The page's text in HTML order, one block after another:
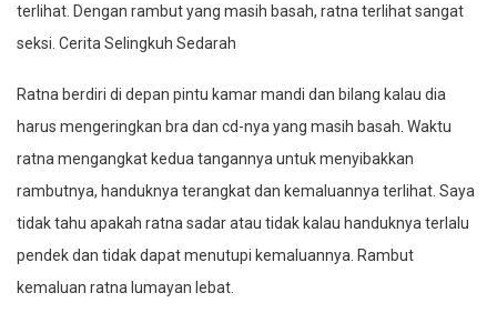
terlihat. Dengan rambut yang masih basah, ratna terlihat sangat
seksi. Cerita Selingkuh Sedarah
Ratna berdiri di depan pintu kamar mandi dan bilang kalau dia
harus mengeringkan bra dan cd-nya yang masih basah. Waktu
ratna mengangkat kedua tangannya untuk menyibakkan
rambutnya, handuknya terangkat dan kemaluannya terlihat. Saya
tidak tahu apakah ratna sadar atau tidak kalau handuknya terlalu
pendek dan tidak dapat menutupi kemaluannya. Rambut
kemaluan ratna lumayan lebat.